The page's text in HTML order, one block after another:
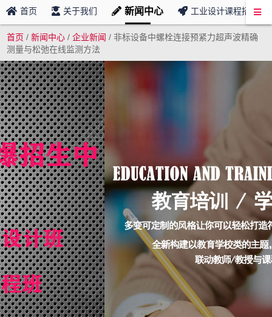
首页 关于我们 新闻中心 工业设计课程招募
首页 /新闻中心 /企业新闻 /非标设备中螺栓连接预紧力超声波精确
测量与松弛在线监测方法